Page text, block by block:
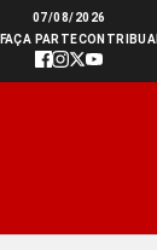
07/08/2026
FAÇA PARTECONTRIBUA